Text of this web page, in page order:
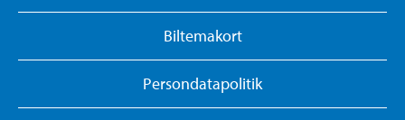
Biltemakort
Persondatapolitik